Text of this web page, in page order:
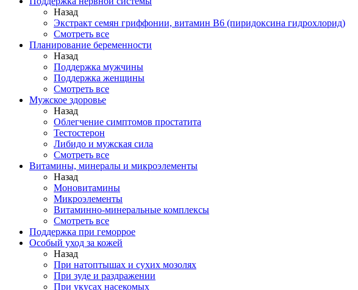
Назад
Экстракт семян гриффонии, витамин В6 (пиридоксина гидрохлорид)
Смотреть все
Планирование беременности
Назад
Поддержка мужчины
Поддержка женщины
Смотреть все
Мужское здоровье
Назад
Облегчение симптомов простатита
Тестостерон
Либидо и мужская сила
Смотреть все
Витамины, минералы и микроэлементы
Назад
Моновитамины
Микроэлементы
Витаминно-минеральные комплексы
Смотреть все
Поддержка при геморрое
Особый уход за кожей
Назад
При натоптышах и сухих мозолях
При зуде и раздражении
При укусах насекомых